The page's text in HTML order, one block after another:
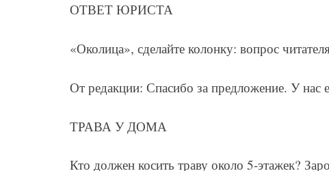
ОТВЕТ ЮРИСТА
«Околица», сделайте колонку: вопрос
От редакции: Спасибо за предложение. У нас
ТРАВА У ДОМА
Кто должен косить траву около 5-этажек?